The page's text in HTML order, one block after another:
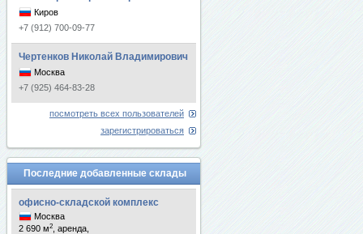
Киров
+7 (912) 700-09-77
Чертенков Николай Владимирович
Москва
+7 (925) 464-83-28
посмотреть всех пользователей
зарегистрироваться
Последние добавленные склады
офисно-складской комплекс
Москва
2 690 м2
, аренда,